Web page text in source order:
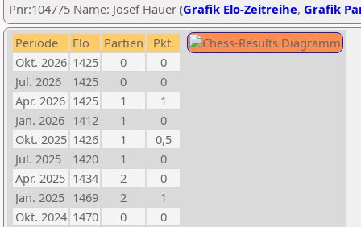
Pnr:104775 Name: Josef Hauer (Grafik Elo-Zeitreihe, Grafik
Periode Elo Partien
Pkt.
Okt. 2026 1425 0
0
Jul. 2026
1425 0
0
Apr. 2026 1425 1
1
Jan. 2026 1412 1
0
Okt. 2025 1426 1
0,5
Jul. 2025
1420 1
0
Apr. 2025 1434 2
0
Jan. 2025 1469 2
1
Okt. 2024 1470 0
0